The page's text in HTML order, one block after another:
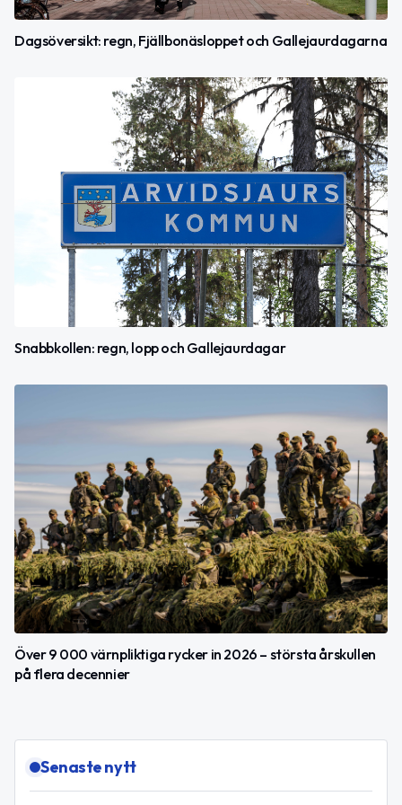
Dagsöversikt: regn, Fjällbonäsloppet och Gallejaurdagarna
Snabbkollen: regn, lopp och Gallejaurdagar
Över 9 000 värnpliktiga rycker in 2026 – största årskullen
på flera decennier
Senaste nytt